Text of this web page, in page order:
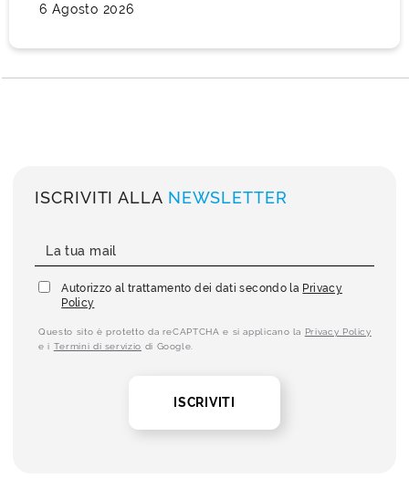
6 Agosto 2026
ISCRIVITI ALLA NEWSLETTER
Autorizzo al trattamento dei dati secondo la Privacy
Policy
Questo sito è protetto da reCAPTCHA e si applicano la Privacy Policy
e i Termini di servizio di Google.
ISCRIVITI